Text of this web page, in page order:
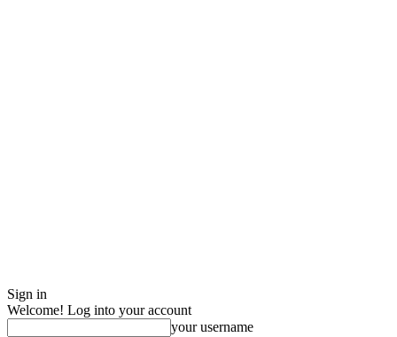
Sign in
Welcome! Log into your account
your username